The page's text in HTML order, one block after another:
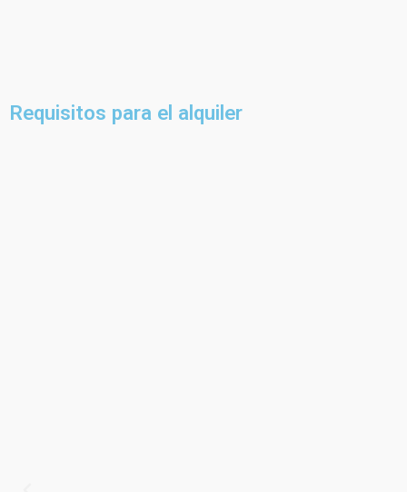
Requisitos para el alquiler